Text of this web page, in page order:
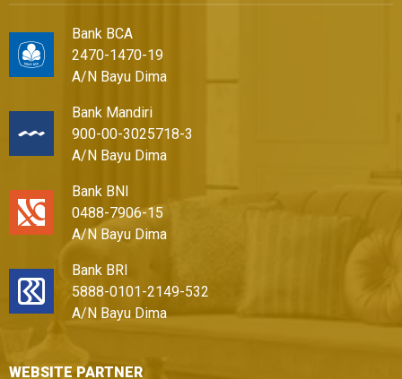
Bank BCA
2470-1470-19
A/N Bayu Dima
Bank Mandiri
900-00-3025718-3
A/N Bayu Dima
Bank BNI
0488-7906-15
A/N Bayu Dima
Bank BRI
5888-0101-2149-532
A/N Bayu Dima
WEBSITE PARTNER